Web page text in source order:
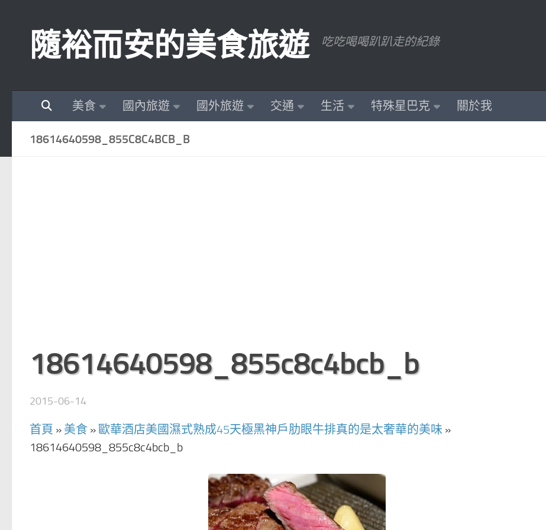
隨裕而安的美食旅遊 吃吃喝喝趴趴走的紀錄
美食 國內旅遊 國外旅遊 交通 生活 特殊星巴克 關於我
18614640598_855C8C4BCB_B
18614640598_855c8c4bcb_b
2015-06-14
首頁 » 美食 »歐華酒店美國濕式熟成45天極黑神戶肋眼牛排真的是太奢華的美味 »
18614640598_855c8c4bcb_b